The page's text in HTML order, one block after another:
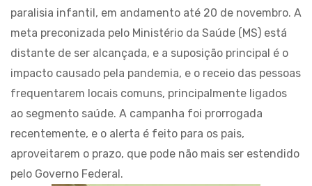
paralisia infantil, em andamento até 20 de novembro. A
meta preconizada pelo Ministério da Saúde (MS) está
distante de ser alcançada, e a suposição principal é o
impacto causado pela pandemia, e o receio das pessoas
frequentarem locais comuns, principalmente ligados
ao segmento saúde. A campanha foi prorrogada
recentemente, e o alerta é feito para os pais,
aproveitarem o prazo, que pode não mais ser estendido
pelo Governo Federal.